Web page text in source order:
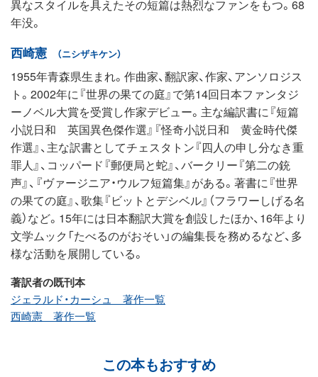
異なスタイルを具えたその短篇は熱烈なファンをもつ。68
年没。
西崎憲 （ニシザキケン）
1955年青森県生まれ。作曲家、翻訳家、作家、アンソロジス
ト。2002年に『世界の果ての庭』で第14回日本ファンタジ
ーノベル大賞を受賞し作家デビュー。主な編訳書に『短篇
小説日和 英国異色傑作選』『怪奇小説日和 黄金時代傑
作選』、主な訳書としてチェスタトン『四人の申し分なき重
罪人』、コッパード『郵便局と蛇』、バークリー『第二の銃
声』、『ヴァージニア・ウルフ短篇集』がある。著書に『世界
の果ての庭』、歌集『ビットとデシベル』（フラワーしげる名
義）など。15年には日本翻訳大賞を創設したほか、16年より
文学ムック「たべるのがおそい」の編集長を務めるなど、多
様な活動を展開している。
著訳者の既刊本
ジェラルド・カーシュ 著作一覧
西崎憲 著作一覧
この本もおすすめ